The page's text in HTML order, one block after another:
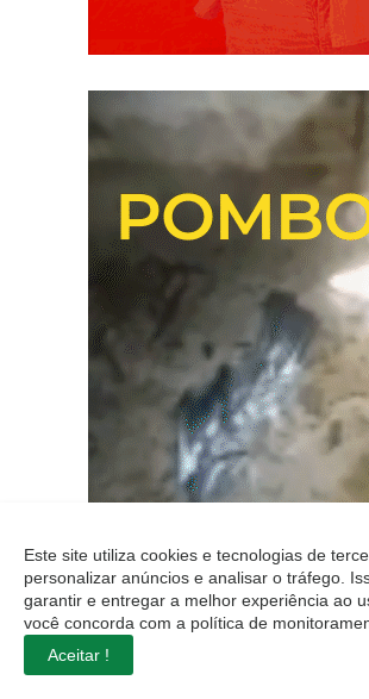
Este site utiliza cookies e tecnologias de
personalizar anúncios e analisar o tráfego.
garantir e entregar a melhor experiência ao
você concorda com a política de
Aceitar !